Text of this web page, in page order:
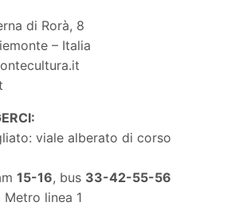
di Rorà, 8
– Italia
viale alberato di corso
15-16, bus 33-42-55-56
linea 1